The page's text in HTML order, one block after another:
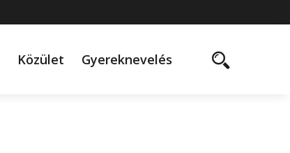
Közület Gyereknevelés